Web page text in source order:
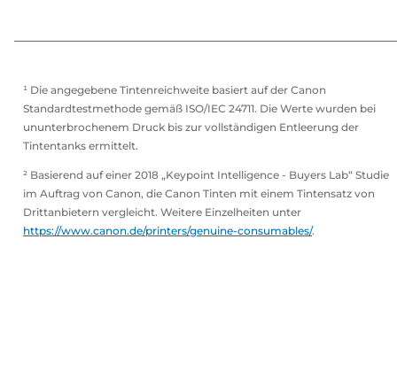
¹ Die angegebene Tintenreichweite basiert auf der Canon
Standardtestmethode gemäß ISO/IEC 24711. Die Werte wurden bei
ununterbrochenem Druck bis zur vollständigen Entleerung der
Tintentanks ermittelt.
² Basierend auf einer 2018 „Keypoint Intelligence - Buyers Lab“ Studie
im Auftrag von Canon, die Canon Tinten mit einem Tintensatz von
Drittanbietern vergleicht. Weitere Einzelheiten unter
https://www.canon.de/printers/genuine-consumables/.